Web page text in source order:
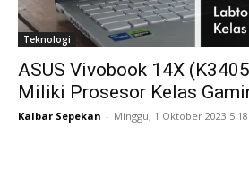
Teknologi
ASUS Vivobook 14X
Miliki Prosesor Kelas
Kalbar Sepekan - Minggu, 1 Oktober 2023